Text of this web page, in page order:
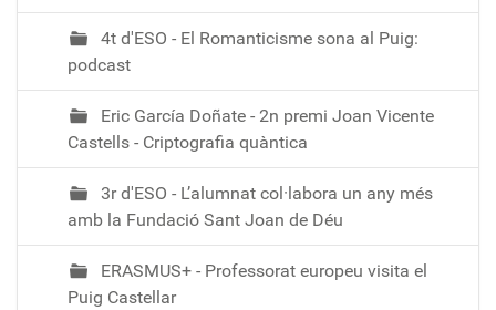
4t d'ESO - El Romanticisme sona al Puig:
podcast
Eric García Doñate - 2n premi Joan Vicente
Castells - Criptografia quàntica
3r d'ESO - L’alumnat col·labora un any més
amb la Fundació Sant Joan de Déu
ERASMUS+ - Professorat europeu visita el
Puig Castellar